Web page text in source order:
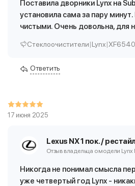
Поставила дворники Lynx на
установила сама за пару
чистыми. Очень довольна, для
Стеклоочистители|Lynx|
Ответить
17 июня 2025
Lexus NX 1 пок. /
Отзыв владельца о модели
Никогда не понимал смысла
уже четвертый год Lynx -